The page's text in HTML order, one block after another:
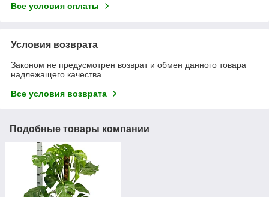
Все условия оплаты
Условия возврата
Законом не предусмотрен возврат и обмен данного товара
надлежащего качества
Все условия возврата
Подобные товары компании